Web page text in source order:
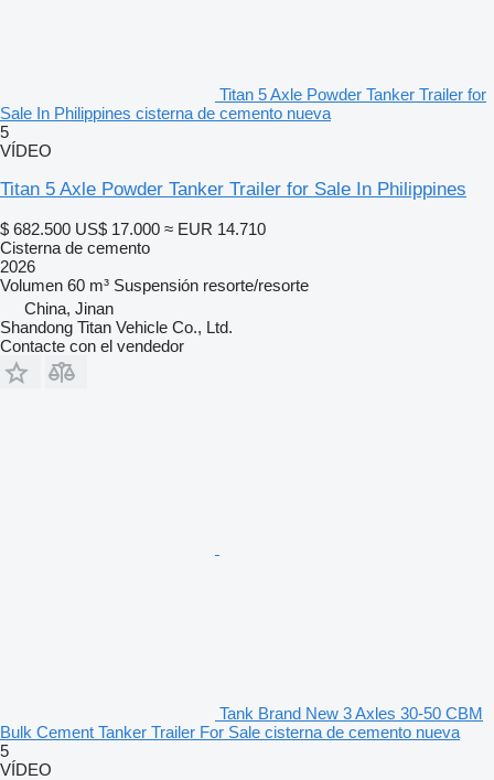
Titan 5 Axle Powder Tanker Trailer for
Sale In Philippines cisterna de cemento nueva
5
VÍDEO
Titan 5 Axle Powder Tanker Trailer for Sale In Philippines
$ 682.500 US$ 17.000 ≈ EUR 14.710
Cisterna de cemento
2026
Volumen 60 m³ Suspensión resorte/resorte
China, Jinan
Shandong Titan Vehicle Co., Ltd.
Contacte con el vendedor
Tank Brand New 3 Axles 30-50 CBM
Bulk Cement Tanker Trailer For Sale cisterna de cemento nueva
5
VÍDEO